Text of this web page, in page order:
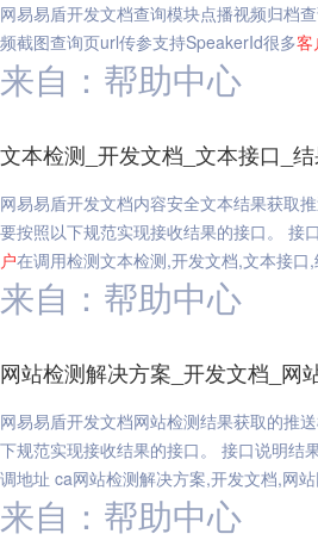
网易易盾开发文档查询模块点播视频归档
频截图查询页url传参支持SpeakerId很多客
来自：帮助中心
文本检测_开发文档_文本接口_
网易易盾开发文档内容安全文本结果获取
要按照以下规范实现接收结果的接口。 接
户在调用检测文本检测,开发文档,文本接口
来自：帮助中心
网站检测解决方案_开发文档_网
网易易盾开发文档网站检测结果获取的推
下规范实现接收结果的接口。 接口说明结
调地址 ca网站检测解决方案,开发文档,网
来自：帮助中心